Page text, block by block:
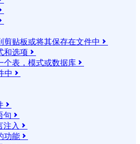
剪贴板或将其保存在文件中 
和选项 
个表，模式或数据库 
中 

句 
注入 
功能 